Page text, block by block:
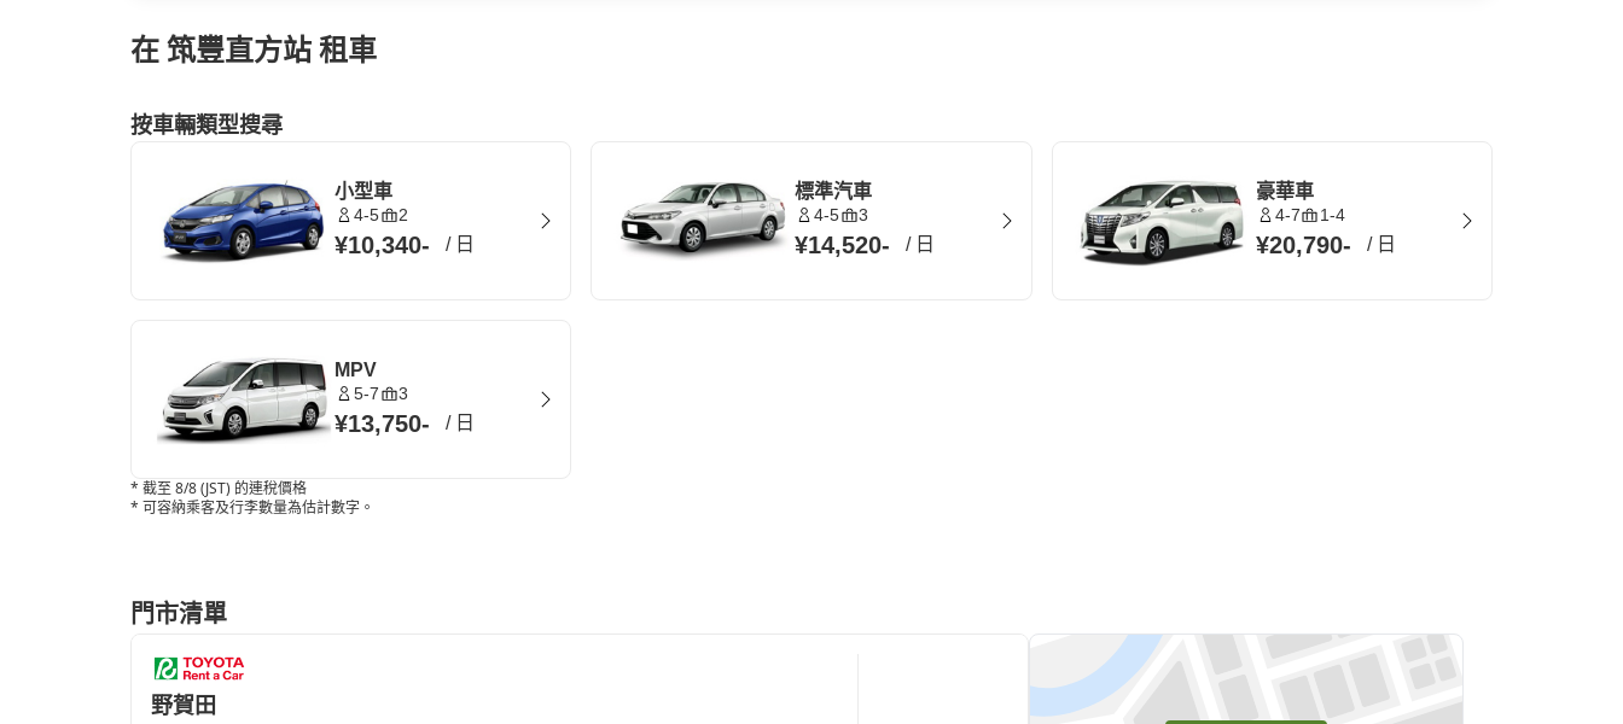
在 筑豐直方站 租車
按車輛類型搜尋
小型車
4-5 2
¥10,340- / 日
標準汽車
4-5 3
¥14,520- / 日
豪華車
4-7 1-4
¥20,790- / 日
MPV
5-7 3
¥13,750- / 日
* 截至 8/8 (JST) 的連稅價格
* 可容納乘客及行李數量為估計數字。
門市清單
野賀田